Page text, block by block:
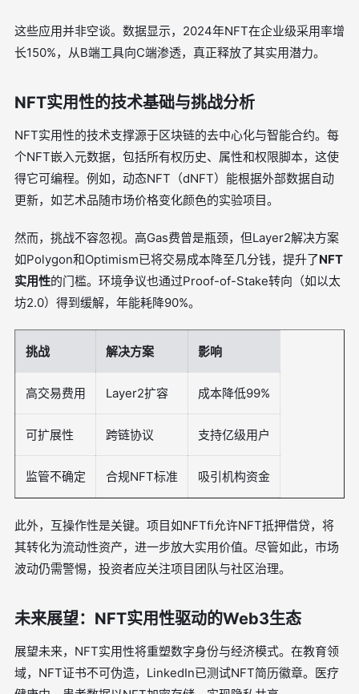
这些应用并非空谈。数据显示，2024年NFT在企业级采用率增
长150%，从B端工具向C端渗透，真正释放了其实用潜力。
NFT实用性的技术基础与挑战分析
NFT实用性的技术支撑源于区块链的去中心化与智能合约。每
个NFT嵌入元数据，包括所有权历史、属性和权限脚本，这使
得它可编程。例如，动态NFT（dNFT）能根据外部数据自动
更新，如艺术品随市场价格变化颜色的实验项目。
然而，挑战不容忽视。高Gas费曾是瓶颈，但Layer2解决方案
如Polygon和Optimism已将交易成本降至几分钱，提升了NFT
实用性的门槛。环境争议也通过Proof-of-Stake转向（如以太
坊2.0）得到缓解，年能耗降90%。
挑战 解决方案 影响
高交易费用 Layer2扩容 成本降低99%
可扩展性 跨链协议 支持亿级用户
监管不确定 合规NFT标准 吸引机构资金
此外，互操作性是关键。项目如NFTfi允许NFT抵押借贷，将
其转化为流动性资产，进一步放大实用价值。尽管如此，市场
波动仍需警惕，投资者应关注项目团队与社区治理。
未来展望：NFT实用性驱动的Web3生态
展望未来，NFT实用性将重塑数字身份与经济模式。在教育领
域，NFT证书不可伪造，LinkedIn已测试NFT简历徽章。医疗